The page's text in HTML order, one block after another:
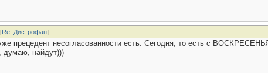
[Re: Дистрофан]
прецедент несогласованности есть. Сегодня, то есть с
думаю, найдут)))